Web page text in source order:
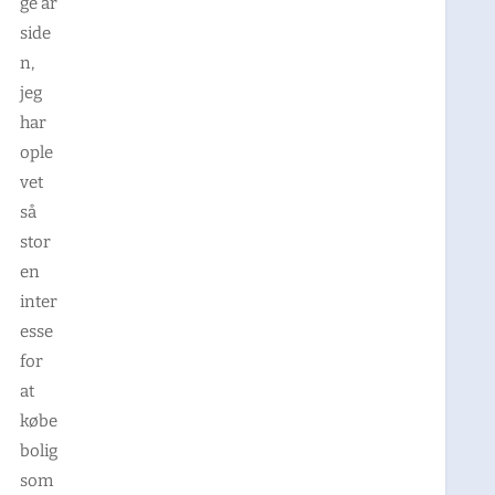
side
n,
jeg
har
ople
vet
så
stor
en
inter
esse
for
at
købe
bolig
som